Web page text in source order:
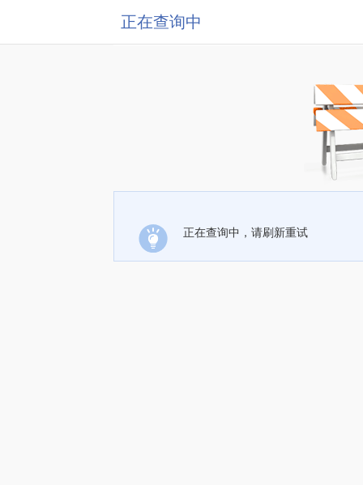
正在查询中
正在查询中，请刷新重试